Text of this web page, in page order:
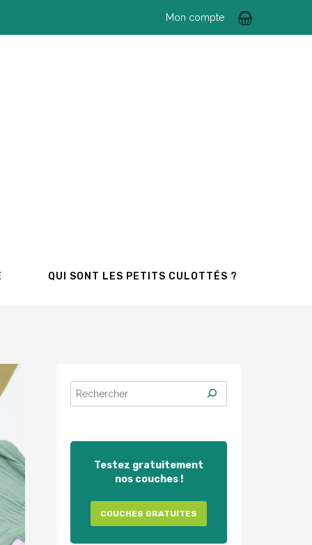
Mon compte
QUI SONT LES PETITS CULOTTÉS ?
Testez gratuitement
nos couches !
COUCHES GRATUITES